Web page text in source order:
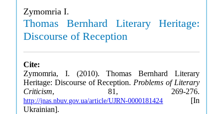
Zymomria I.
Thomas Bernhard Literary Heritage:
Discourse of Reception
Cite:
Zymomria, I. (2010). Thomas Bernhard Literary
Heritage: Discourse of Reception. Problems of Literary
Criticism, 81, 269-276.
http://jnas.nbuv.gov.ua/article/UJRN-0000181424 [In
Ukrainian].